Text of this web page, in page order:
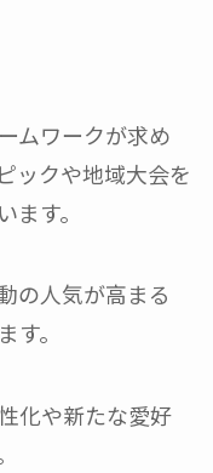
ムワークが求め
ックや地域大会を
す。
の人気が高まる
。
化や新たな愛好